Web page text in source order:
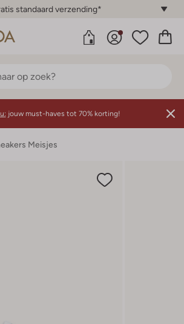
standaard verzending*
jouw must-haves tot 70% korting!
Meisjes